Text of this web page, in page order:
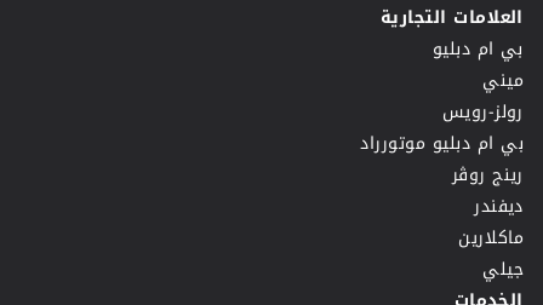
العلامات التجارية
بي ام دبليو
ميني
رولز-رويس
بي ام دبليو موتورراد
رينج روڤر
ديفندر
ماكلارين
جيلي